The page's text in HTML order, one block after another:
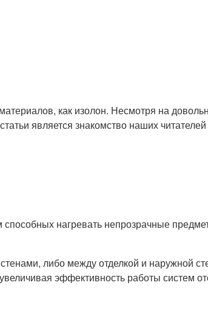
как изолон. Несмотря на
является знакомство наших
нагревать непрозрачные
либо между отделкой и наружной
эффективность работы систем